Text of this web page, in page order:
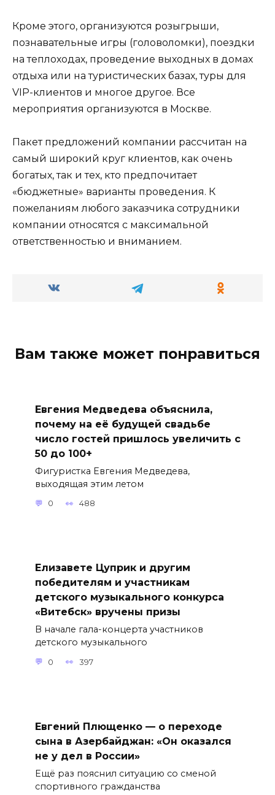
Кроме этого, организуются розыгрыши,
познавательные игры (головоломки), поездки
на теплоходах, проведение выходных в домах
отдыха или на туристических базах, туры для
VIP-клиентов и многое другое. Все
мероприятия организуются в Москве.
Пакет предложений компании рассчитан на
самый широкий круг клиентов, как очень
богатых, так и тех, кто предпочитает
«бюджетные» варианты проведения. К
пожеланиям любого заказчика сотрудники
компании относятся с максимальной
ответственностью и вниманием.
Вам также может понравиться
Евгения Медведева объяснила,
почему на её будущей свадьбе
число гостей пришлось увеличить с
50 до 100+
Фигуристка Евгения Медведева,
выходящая этим летом
0 488
Елизавете Цуприк и другим
победителям и участникам
детского музыкального конкурса
«Витебск» вручены призы
В начале гала-концерта участников
детского музыкального
0 397
Евгений Плющенко — о переходе
сына в Азербайджан: «Он оказался
не у дел в России»
Ещё раз пояснил ситуацию со сменой
спортивного гражданства